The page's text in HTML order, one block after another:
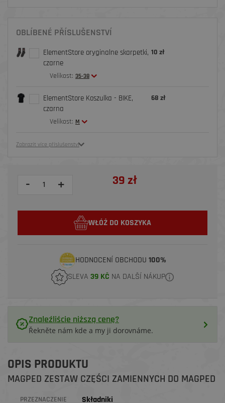
OBLÍBENÉ PŘÍSLUŠENSTVÍ
ElementStore oryginalne skarpetki,
czarne
Velikost: 35-38
10 zł
ElementStore Koszulka - BIKE,
czarna
Velikost: M
68 zł
Zobrazit více příslušenství
- + 39 zł
WŁÓŻ DO KOSZYKA
HODNOCENÍ OBCHODU 100%
SLEVA 39 KČ NA DALŠÍ NÁKUP
Znaleźliście niższą cenę?
Řekněte nám kde a my ji dorovnáme.
OPIS PRODUKTU
MAGPED ZESTAW CZĘŚCI ZAMIENNYCH DO MAGPED
PRZEZNACZENIE Składniki